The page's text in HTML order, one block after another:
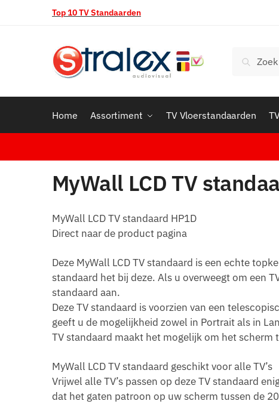
Top 10 TV Standaarden
naar:
Zoeken
Home Assortiment TV Vloerstandaarden
MyWall LCD TV
MyWall LCD TV standaard HP1D
Direct naar de product pagina
Deze MyWall LCD TV standaard is een echte
standaard het bij deze. Als u overweegt om een
standaard aan.
Deze TV standaard is voorzien van een
geeft u de mogelijkheid zowel in Portrait als in
TV standaard maakt het mogelijk om het
MyWall LCD TV standaard geschikt voor alle TV’s
Vrijwel alle TV’s passen op deze TV standaard
dat het gaten patroon op uw scherm tussen de